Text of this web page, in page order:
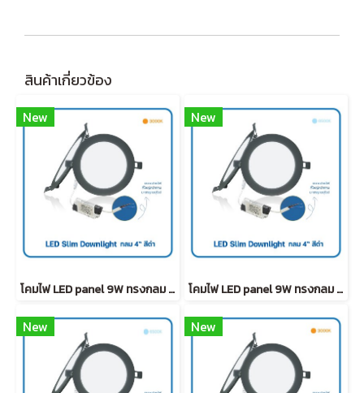
สินค้าเกี่ยวข้อง
New
โคมไฟ LED panel 9W ทรงกลม ฝังฝ้า ขอบดำ Warmwhite (4 นิ้ว)
New
โคมไฟ LED panel 9W ทรงกลม ฝังฝ้า ขอบดำ Daylight (4 นิ้ว)
New New